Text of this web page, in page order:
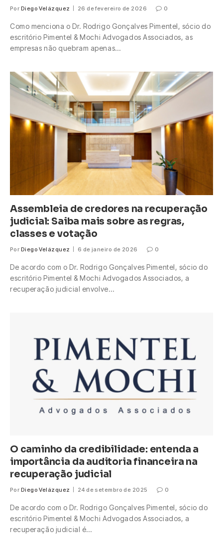
Por Diego Velázquez 26 de fevereiro de 2026 0
Como menciona o Dr. Rodrigo Gonçalves Pimentel, sócio do
escritório Pimentel & Mochi Advogados Associados, as
empresas não quebram apenas…
Assembleia de credores na recuperação
judicial: Saiba mais sobre as regras,
classes e votação
Por Diego Velázquez 6 de janeiro de 2026 0
De acordo com o Dr. Rodrigo Gonçalves Pimentel, sócio do
escritório Pimentel & Mochi Advogados Associados, a
recuperação judicial envolve…
O caminho da credibilidade: entenda a
importância da auditoria financeira na
recuperação judicial
Por Diego Velázquez 24 de setembro de 2025 0
De acordo com o Dr. Rodrigo Gonçalves Pimentel, sócio do
escritório Pimentel & Mochi Advogados Associados, a
recuperação judicial é…